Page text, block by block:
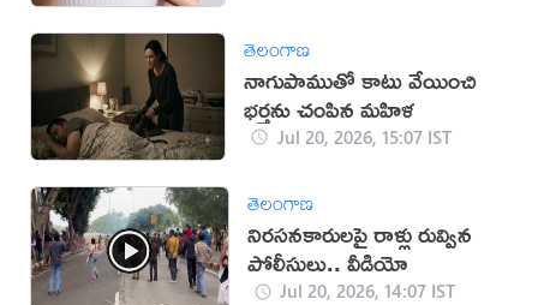
తెలంగాణ
నాగుపాముతో కాటు వేయించి
భర్తను చంపిన మహిళ
Jul 20, 2026, 15:07 IST
తెలంగాణ
నిరసనకారులపై రాళ్లు రువ్విన
పోలీసులు.. వీడియో
Jul 20, 2026, 14:07 IST